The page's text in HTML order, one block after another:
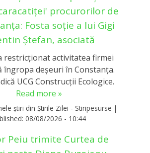
procurorilor de
Fosta soție a lui Gigi
Ștefan, asociată
restricționat activitatea firmei
îngropa deșeuri în Constanța.
UCG Construcții Ecologice.
Read more »
știri din Știrile Zilei - Stiripesurse |
08/08/2026 - 10:44
Peiu trimite Curtea de